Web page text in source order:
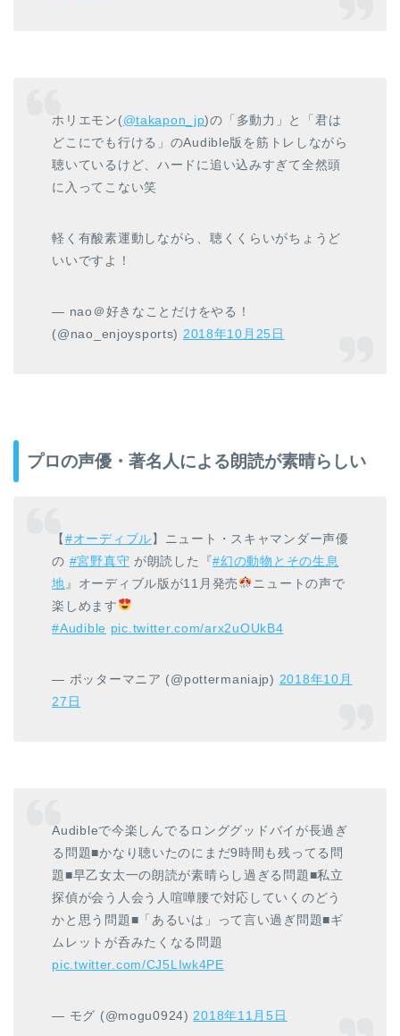
ホリエモン(@takapon_jp)の「多動力」と「君は
どこにでも行ける」のAudible版を筋トレしながら
聴いているけど、ハードに追い込みすぎて全然頭
に入ってこない笑
軽く有酸素運動しながら、聴くくらいがちょうど
いいですよ！
— nao＠好きなことだけをやる！
(@nao_enjoysports) 2018年10月25日
プロの声優・著名人による朗読が素晴らしい
【#オーディブル】ニュート・スキャマンダー声優
の #宮野真守 が朗読した『#幻の動物とその生息
地 』オーディブル版が11月発売
ニュートの声で
楽しめます
#Audible pic.twitter.com/arx2uOUkB4
— ポッターマニア (@pottermaniajp) 2018年10月
27日
Audibleで今楽しんでるロンググッドバイが長過ぎ
る問題■かなり聴いたのにまだ9時間も残ってる問
題■早乙女太一の朗読が素晴らし過ぎる問題■私立
探偵が会う人会う人喧嘩腰で対応していくのどう
かと思う問題■「あるいは」って言い過ぎ問題■ギ
ムレットが呑みたくなる問題
pic.twitter.com/CJ5LIwk4PE
— モグ (@mogu0924) 2018年11月5日